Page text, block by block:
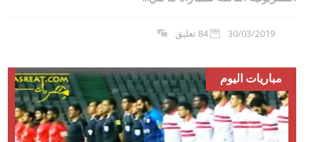
30/03/2019 84 تعليق
مباريات اليوم